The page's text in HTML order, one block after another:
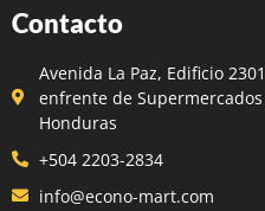
Contacto
Avenida La Paz, Edificio
enfrente de
Honduras
+504 2203-2834
info@econo-mart.com